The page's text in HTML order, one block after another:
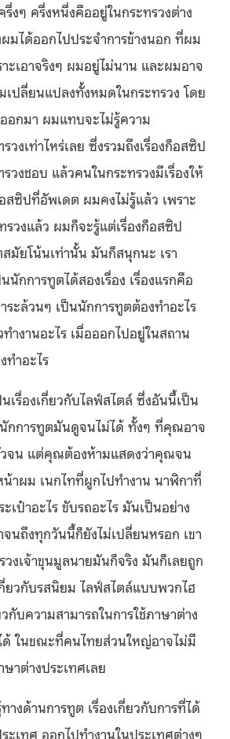
งๆ ครึ่งหนึ่งคืออยู่ในกระทรวงต่าง
มได้ออกไปประจำการข้างนอก ที่ผม
ะเอาจริงๆ ผมอยู่ไม่นาน และผมอาจ
เปลี่ยนแปลงทั้งหมดในกระทรวง โดย
อกมา ผมแทบจะไม่รู้ความ
วงเท่าไหร่เลย ซึ่งรวมถึงเรื่องก็อสซิป
วงชอบ แล้วคนในกระทรวงมีเรื่องให้
ซิปที่อัพเดต ผมคงไม่รู้แล้ว เพราะ
รวงแล้ว ผมก็จะรู้แต่เรื่องก็อสซิป
มัยโน้นเท่านั้น มันก็สนุกนะ เรา
นักการทูตได้สองเรื่อง เรื่องแรกคือ
ระล้วนๆ เป็นนักการทูตต้องทำอะไร
ำงานอะไร เมื่อออกไปอยู่ในสถาน
ทำอะไร
เรื่องเกี่ยวกับไลฟ์สไตล์ ซึ่งอันนี้เป็น
กการทูตมันดูจนไม่ได้ ทั้งๆ ที่คุณอาจ
จน แต่คุณต้องห้ามแสดงว่าคุณจน
น้าผม เนกไทที่ผูกไปทำงาน นาฬิกาที่
เป๋าอะไร ขับรถอะไร มันเป็นอย่าง
นถึงทุกวันนี้ก็ยังไม่เปลี่ยนหรอก เขา
วงเจ้าขุนมูลนายมันก็จริง มันก็เลยถูก
กี่ยวกับรสนิยม ไลฟ์สไตล์แบบพวกไฮ
กับความสามารถในการใช้ภาษาต่าง
ในขณะที่คนไทยส่วนใหญ่อาจไม่มี
าต่างประเทศเลย
างด้านการทูต เรื่องเกี่ยวกับการที่ได้
ะเทศ ออกไปทำงานในประเทศต่างๆ